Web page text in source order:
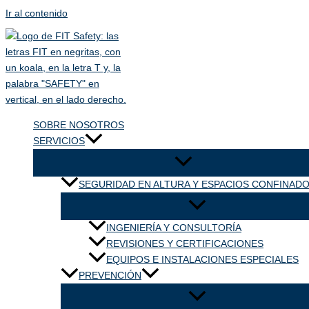
Ir al contenido
SOBRE NOSOTROS
SERVICIOS
SEGURIDAD EN ALTURA Y ESPACIOS
INGENIERÍA Y CONSULTORÍA
REVISIONES Y CERTIFICACIONES
EQUIPOS E INSTALACIONES ESPECIALES
PREVENCIÓN